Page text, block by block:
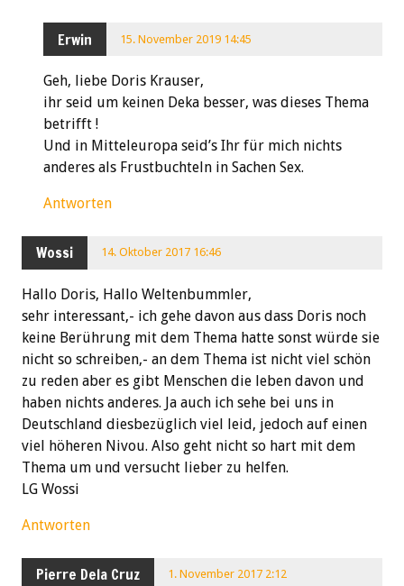
Erwin 15. November 2019 14:45
Geh, liebe Doris Krauser,
ihr seid um keinen Deka besser, was dieses Thema
betrifft !
Und in Mitteleuropa seid’s Ihr für mich nichts
anderes als Frustbuchteln in Sachen Sex.
Antworten
Wossi 14. Oktober 2017 16:46
Hallo Doris, Hallo Weltenbummler,
sehr interessant,- ich gehe davon aus dass Doris noch
keine Berührung mit dem Thema hatte sonst würde sie
nicht so schreiben,- an dem Thema ist nicht viel schön
zu reden aber es gibt Menschen die leben davon und
haben nichts anderes. Ja auch ich sehe bei uns in
Deutschland diesbezüglich viel leid, jedoch auf einen
viel höheren Nivou. Also geht nicht so hart mit dem
Thema um und versucht lieber zu helfen.
LG Wossi
Antworten
Pierre Dela Cruz 1. November 2017 2:12